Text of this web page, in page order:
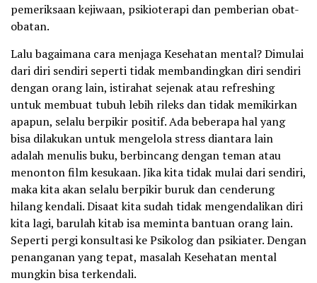
pemeriksaan kejiwaan, psikioterapi dan pemberian obat-
obatan.
Lalu bagaimana cara menjaga Kesehatan mental? Dimulai
dari diri sendiri seperti tidak membandingkan diri sendiri
dengan orang lain, istirahat sejenak atau refreshing
untuk membuat tubuh lebih rileks dan tidak memikirkan
apapun, selalu berpikir positif. Ada beberapa hal yang
bisa dilakukan untuk mengelola stress diantara lain
adalah menulis buku, berbincang dengan teman atau
menonton film kesukaan. Jika kita tidak mulai dari sendiri,
maka kita akan selalu berpikir buruk dan cenderung
hilang kendali. Disaat kita sudah tidak mengendalikan diri
kita lagi, barulah kitab isa meminta bantuan orang lain.
Seperti pergi konsultasi ke Psikolog dan psikiater. Dengan
penanganan yang tepat, masalah Kesehatan mental
mungkin bisa terkendali.